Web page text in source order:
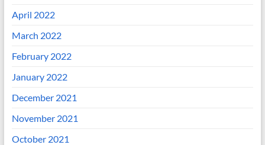
April 2022
March 2022
February 2022
January 2022
December 2021
November 2021
October 2021